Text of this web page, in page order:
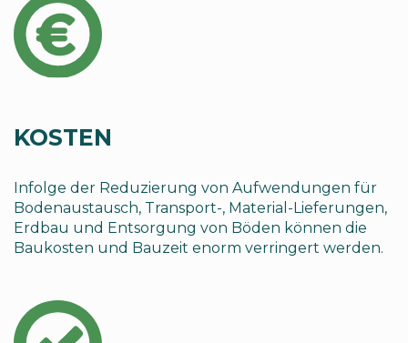
KOSTEN
Infolge der Reduzierung von Aufwendungen für
Bodenaustausch, Transport-, Material-Lieferungen,
Erdbau und Entsorgung von Böden können die
Baukosten und Bauzeit enorm verringert werden.